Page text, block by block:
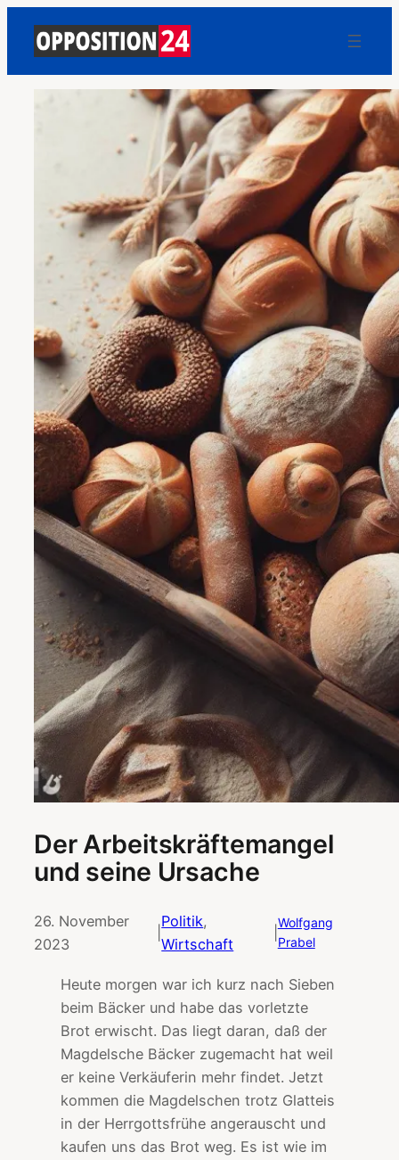
Der Arbeitskräftemangel
und seine Ursache
26. November
2023
|
Politik
Wirtschaft
|
Wolfgang
Prabel
Heute morgen war ich kurz nach Sieben
beim Bäcker und habe das vorletzte
Brot erwischt. Das liegt daran, daß der
Magdelsche Bäcker zugemacht hat weil
er keine Verkäuferin mehr findet. Jetzt
kommen die Magdelschen trotz Glatteis
in der Herrgottsfrühe angerauscht und
kaufen uns das Brot weg. Es ist wie im